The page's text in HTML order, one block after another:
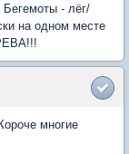
Бегемоты - лёг/
на одном месте
многие